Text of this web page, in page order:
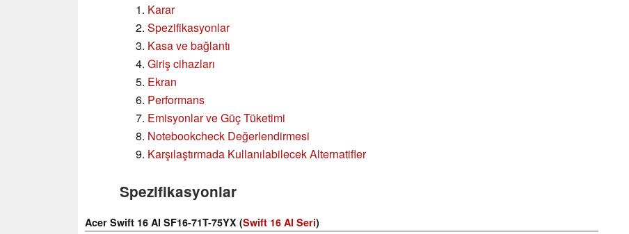
Karar
Spezifikasyonlar
Kasa ve bağlantı
Giriş cihazları
Ekran
Performans
Emisyonlar ve Güç Tüketimi
Notebookcheck Değerlendirmesi
Karşılaştırmada Kullanılabilecek Alternatifler
Spezifikasyonlar
Acer Swift 16 AI SF16-71T-75YX (Swift 16 AI Seri)